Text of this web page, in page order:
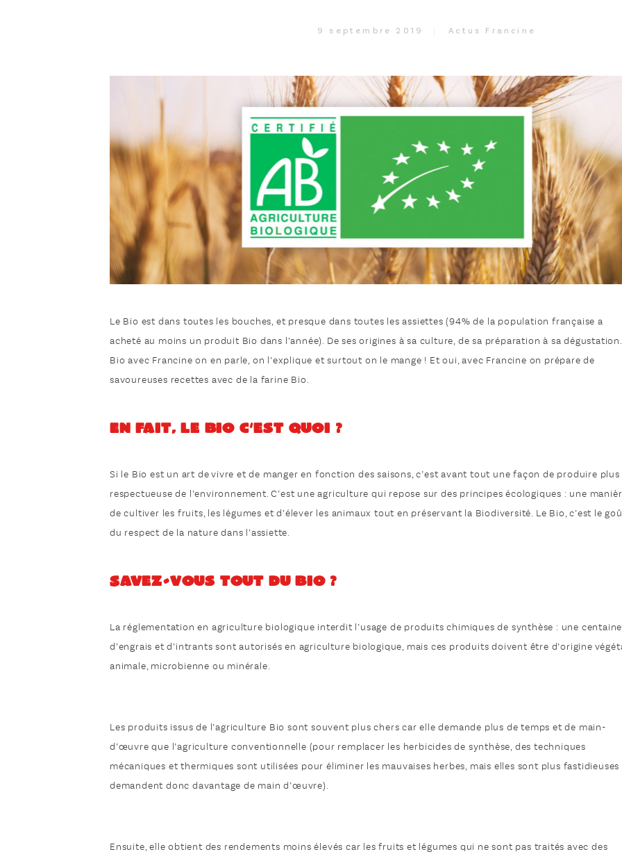
9 septembre 2019 Actus Francine
Le Bio est dans toutes les bouches, et presque dans toutes les assiettes (94% de la population française a
acheté au moins un produit Bio dans l’année). De ses origines à sa culture, de sa préparation à sa
Bio avec Francine on en parle, on l’explique et surtout on le mange ! Et oui, avec Francine on prépare de
savoureuses recettes avec de la farine Bio.
En fait, le Bio c’est quoi ?
Si le Bio est un art de vivre et de manger en fonction des saisons, c’est avant tout une façon de produire plus
respectueuse de l’environnement. C’est une agriculture qui repose sur des principes écologiques : une
de cultiver les fruits, les légumes et d’élever les animaux tout en préservant la Biodiversité. Le Bio, c’est le
du respect de la nature dans l’assiette.
Savez-vous tout du Bio ?
La réglementation en agriculture biologique interdit l’usage de produits chimiques de synthèse : une centaine
d’engrais et d’intrants sont autorisés en agriculture biologique, mais ces produits doivent être d’origine
animale, microbienne ou minérale.
Les produits issus de l’agriculture Bio sont souvent plus chers car elle demande plus de temps et de main-
d’œuvre que l’agriculture conventionnelle (pour remplacer les herbicides de synthèse, des techniques
mécaniques et thermiques sont utilisées pour éliminer les mauvaises herbes, mais elles sont plus fastidieuses
demandent donc davantage de main d’œuvre).
Ensuite, elle obtient des rendements moins élevés car les fruits et légumes qui ne sont pas traités avec des